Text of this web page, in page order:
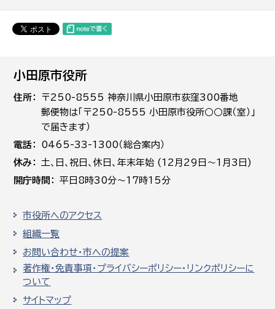
小田原市役所
住所
〒250-8555 神奈川県小田原市荻窪300番地
郵便物は「〒250-8555 小田原市役所○○課（室）」
で届きます）
電話
0465-33-1300（総合案内）
休み
土､日､祝日、休日、年末年始 (12月29日～1月3日)
開庁時間
平日8時30分～17時15分
市役所へのアクセス
組織一覧
お問い合わせ・市への提案
著作権・免責事項・プライバシーポリシー・リンクポリシーに
ついて
サイトマップ